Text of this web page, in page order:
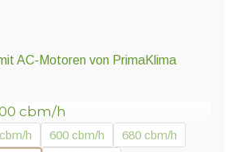
AC-Motoren von PrimaKlima
cbm/h
h 600 cbm/h
680 cbm/h